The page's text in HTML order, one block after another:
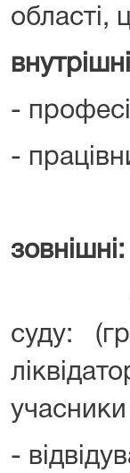
області,
-
-
зовнішні:
-
суду:
учасники
-